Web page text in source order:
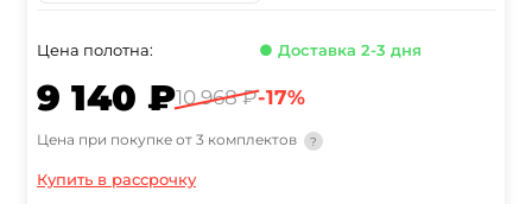
Цена полотна: ● Доставка 2-3 дня
9 140 ₽10 968 ₽-17%
Цена при покупке от 3 комплектов ?
Купить в рассрочку